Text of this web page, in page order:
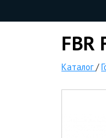
FBR
Каталог /